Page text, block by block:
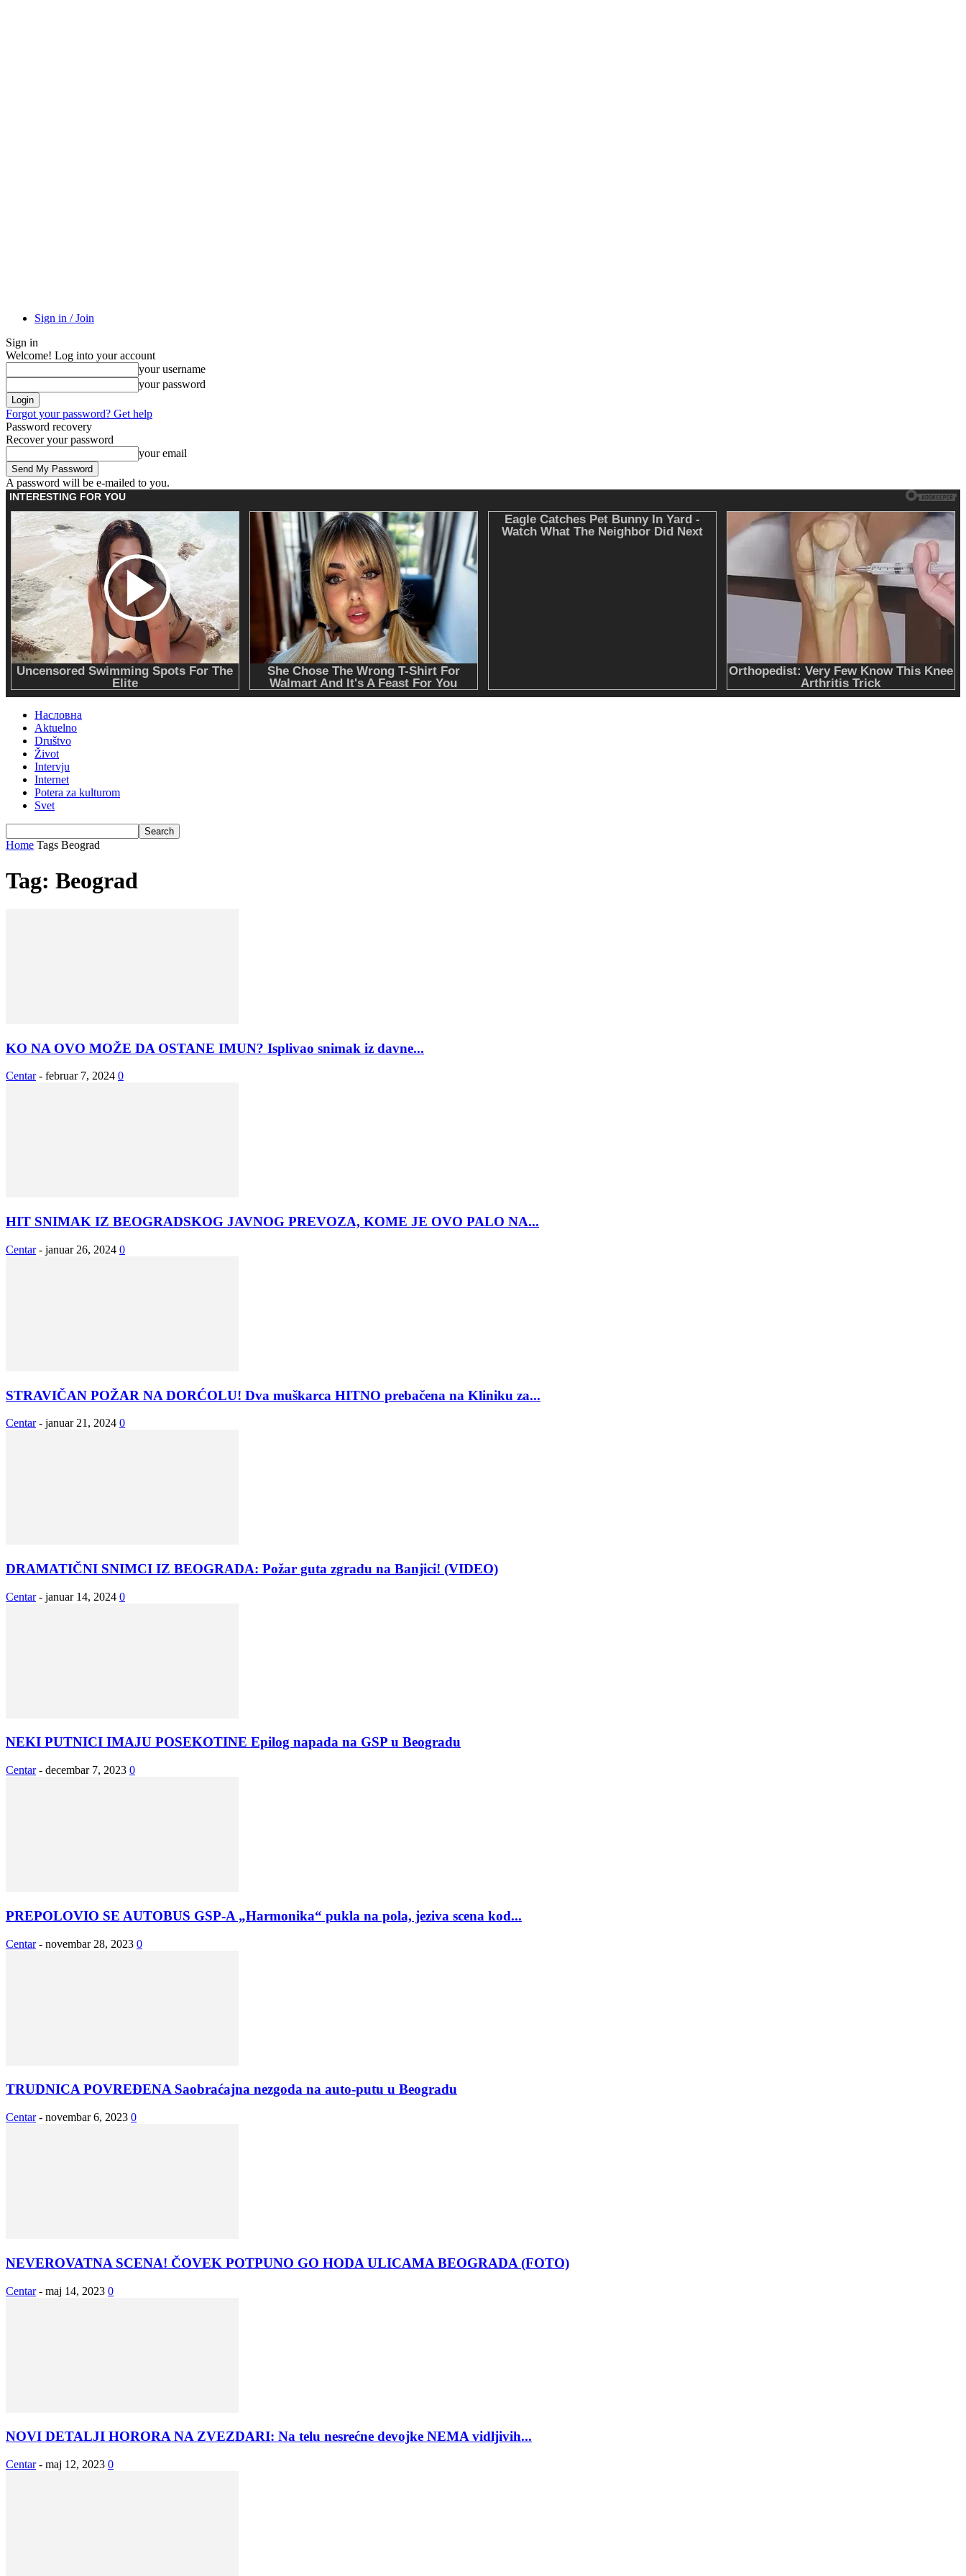
Sign in / Join
Sign in
Welcome! Log into your account
your username
your password
Forgot your password? Get help
Password recovery
Recover your password
your email
A password will be e-mailed to you.
Насловна
Aktuelno
Društvo
Život
Intervju
Internet
Potera za kulturom
Svet
Home Tags Beograd
Tag: Beograd
KO NA OVO MOŽE DA OSTANE IMUN? Isplivao snimak iz davne...
Centar - februar 7, 2024 0
HIT SNIMAK IZ BEOGRADSKOG JAVNOG PREVOZA, KOME JE OVO PALO NA...
Centar - januar 26, 2024 0
STRAVIČAN POŽAR NA DORĆOLU! Dva muškarca HITNO prebačena na Kliniku za...
Centar - januar 21, 2024 0
DRAMATIČNI SNIMCI IZ BEOGRADA: Požar guta zgradu na Banjici! (VIDEO)
Centar - januar 14, 2024 0
NEKI PUTNICI IMAJU POSEKOTINE Epilog napada na GSP u Beogradu
Centar - decembar 7, 2023 0
PREPOLOVIO SE AUTOBUS GSP-A „Harmonika“ pukla na pola, jeziva scena kod...
Centar - novembar 28, 2023 0
TRUDNICA POVREĐENA Saobraćajna nezgoda na auto-putu u Beogradu
Centar - novembar 6, 2023 0
NEVEROVATNA SCENA! ČOVEK POTPUNO GO HODA ULICAMA BEOGRADA (FOTO)
Centar - maj 14, 2023 0
NOVI DETALJI HORORA NA ZVEZDARI: Na telu nesrećne devojke NEMA vidljivih...
Centar - maj 12, 2023 0